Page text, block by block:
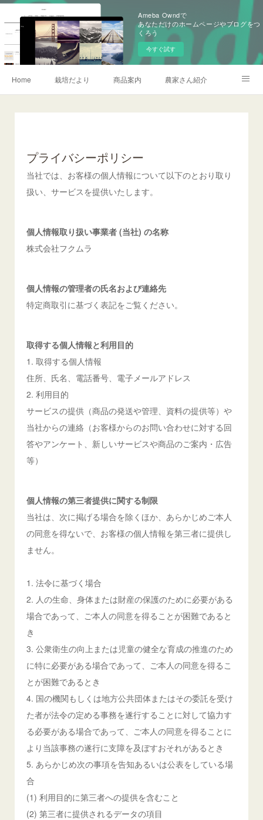
Ameba Owndで
あなただけのホームページやブログをつ
くろう
今すぐ試す
Home 栽培だより 商品案内 農家さん紹介
プライバシーポリシー
当社では、お客様の個人情報について以下のとおり取り
扱い、サービスを提供いたします。
個人情報取り扱い事業者 (当社) の名称
株式会社フクムラ
個人情報の管理者の氏名および連絡先
特定商取引に基づく表記をご覧ください。
取得する個人情報と利用目的
1. 取得する個人情報
住所、氏名、電話番号、電子メールアドレス
2. 利用目的
サービスの提供（商品の発送や管理、資料の提供等）や
当社からの連絡（お客様からのお問い合わせに対する回
答やアンケート、新しいサービスや商品のご案内・広告
等）
個人情報の第三者提供に関する制限
当社は、次に掲げる場合を除くほか、あらかじめご本人
の同意を得ないで、お客様の個人情報を第三者に提供し
ません。
1. 法令に基づく場合
2. 人の生命、身体または財産の保護のために必要がある
場合であって、ご本人の同意を得ることが困難であると
き
3. 公衆衛生の向上または児童の健全な育成の推進のため
に特に必要がある場合であって、ご本人の同意を得るこ
とが困難であるとき
4. 国の機関もしくは地方公共団体またはその委託を受け
た者が法令の定める事務を遂行することに対して協力す
る必要がある場合であって、ご本人の同意を得ることに
より当該事務の遂行に支障を及ぼすおそれがあるとき
5. あらかじめ次の事項を告知あるいは公表をしている場
合
(1) 利用目的に第三者への提供を含むこと
(2) 第三者に提供されるデータの項目